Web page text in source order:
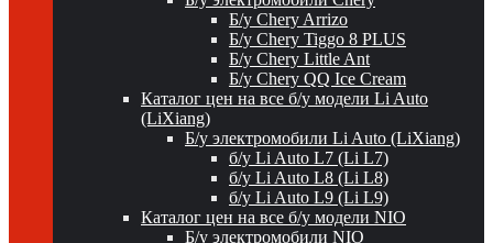
Б/у Chery Arrizo
Б/у Chery Tiggo 8 PLUS
Б/у Chery Little Ant
Б/у Chery QQ Ice Cream
Каталог цен на все б/у модели Li Auto
(LiXiang)
Б/у электромобили Li Auto (LiXiang)
б/у Li Auto L7 (Li L7)
б/у Li Auto L8 (Li L8)
б/у Li Auto L9 (Li L9)
Каталог цен на все б/у модели NIO
Б/у электромобили NIO